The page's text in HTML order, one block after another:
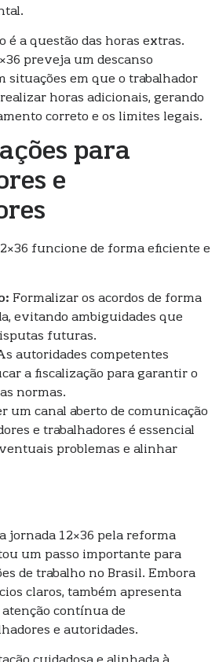
é a questão das horas extras.
preveja um descanso
situações em que o trabalhador
horas adicionais, gerando
correto e os limites legais.
para
e
funcione de forma eficiente e
Formalizar os acordos de forma
evitando ambiguidades que
futuras.
autoridades competentes
a fiscalização para garantir o
normas.
um canal aberto de comunicação
e trabalhadores é essencial
problemas e alinhar
jornada 12×36 pela reforma
um passo importante para
de trabalho no Brasil. Embora
claros, também apresenta
contínua de
e autoridades.